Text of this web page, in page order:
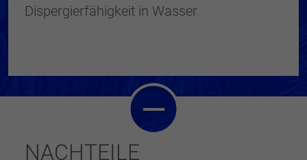
Dispergierfähigkeit in Wasser
NACHTEILE